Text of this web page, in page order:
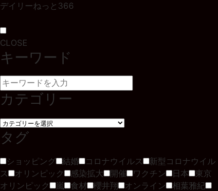
デイリーねっと366
CLOSE
キーワード
カテゴリー
タグ
ショッピング 結婚 コロナウイルス
新型コロナウイル
ス
オリンピック 感染拡大 開催 ワクチン 日本
東京
オリンピック
嵐 食材 櫻井翔 オンライン
相葉雅紀